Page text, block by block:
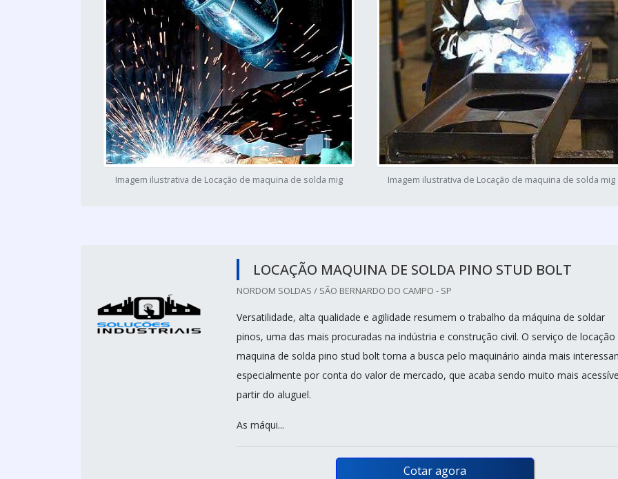
Imagem ilustrativa de Locação de maquina de solda mig Imagem ilustrativa de Locação de maquina de solda mig
LOCAÇÃO MAQUINA DE SOLDA PINO STUD BOLT
NORDOM SOLDAS / SÃO BERNARDO DO CAMPO - SP
Versatilidade, alta qualidade e agilidade resumem o trabalho da máquina de soldar
pinos, uma das mais procuradas na indústria e construção civil. O serviço de locação
maquina de solda pino stud bolt torna a busca pelo maquinário ainda mais
especialmente por conta do valor de mercado, que acaba sendo muito mais
partir do aluguel.
As máqui...
Cotar agora